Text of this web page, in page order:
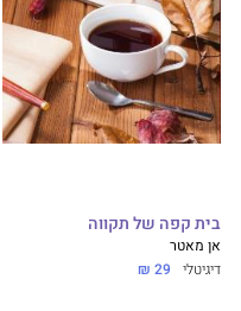
בית קפה של תקווה
אן מאטר
דיגיטלי 29 ₪